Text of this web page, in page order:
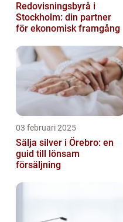
Redovisningsbyrå i
Stockholm: din partner
för ekonomisk framgång
03 februari 2025
Sälja silver i Örebro: en
guid till lönsam
försäljning